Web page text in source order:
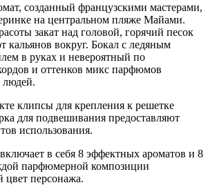
созданный французскими мастерами,
на центральном пляже Майами.
закат над головой, горячий песок
кальянов вокруг. Бокал с ледяным
в руках и невероятный по
и оттенков микс парфюмов
клипсы для крепления к решетке
для подвешивания предоставляют
использования.
в себя 8 эффектных ароматов и 8
парфюмерной композиции
цвет персонажа.